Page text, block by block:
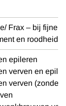
Frax – bij fijne
en roodheid
epileren
verven en
verven (zonder